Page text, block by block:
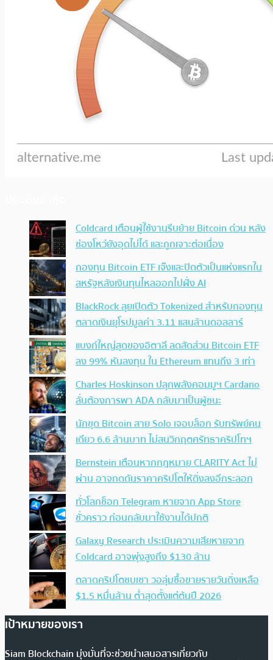
Coldcard เตือนผู้ใช้งานรีบย้าย Bitcoin ด่วน หลัง
ช่องโหว่ยังอุดไม่ได้ และถูกเจาะต่อเนื่อง
กองทุน Bitcoin ETF เจ๊งและปิดตัวเป็นแห่งแรกใน
สหรัฐหลังเงินทุนไหลออกไปฝั่ง AI
BlackRock ลุยเปิดตัว Tokenized สำหรับกองทุน
ตลาดเงินยุโรปมูลค่า 3.11 แสนล้านดอลลาร์
แบงก์ใหญ่สุดของอิตาลี ลดสัดส่วน Bitcoin ETF
ลง 99% หันลงทุน ใน Ethereum แทนถึง 3 เท่า
Charles Hoskinson ปลุกพลังคอมมูฯ Cardano
ลั่นต้องการพา ADA กลับมาเป็นผู้ชนะ
นักขุด Bitcoin สาย Solo เจอบล็อก รับทรัพย์คน
เดียว 6.6 ล้านบาท ไม่สนวิกฤตศรัทธาคริปโทฯ
Bernstein เตือนหากกฎหมาย CLARITY Act ไม่
ผ่าน อาจกดดันราคาคริปโตให้ดิ่งลงอีกระลอก
ทั่วโลกช็อก Telegram หายจาก App Store
ชั่วคราว ก่อนกลับมาใช้งานได้ปกติ
Galaxy Research ประเมินความเสียหายจาก
Coldcard อาจพุ่งสูงถึง $130 ล้าน
ตลาดคริปโตซบเซา วอลุ่มซื้อขายรายวันดิ่งเหลือ
$1.5 หมื่นล้าน ต่ำสุดตั้งแต่ต้นปี 2026
เป้าหมายของเรา
Siam Blockchain มุ่งมั่นที่จะช่วยนำเสนอสารเกี่ยวกับ